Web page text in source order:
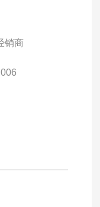
销商